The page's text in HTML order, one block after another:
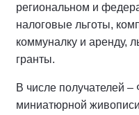
региональном и
налоговые льготы,
коммуналку и аренду,
гранты.
В числе получателей
миниатюрной